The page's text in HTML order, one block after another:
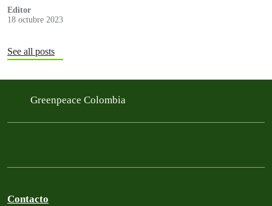
Editor
18 octubre 2023
See all posts
Greenpeace Colombia
Contacto